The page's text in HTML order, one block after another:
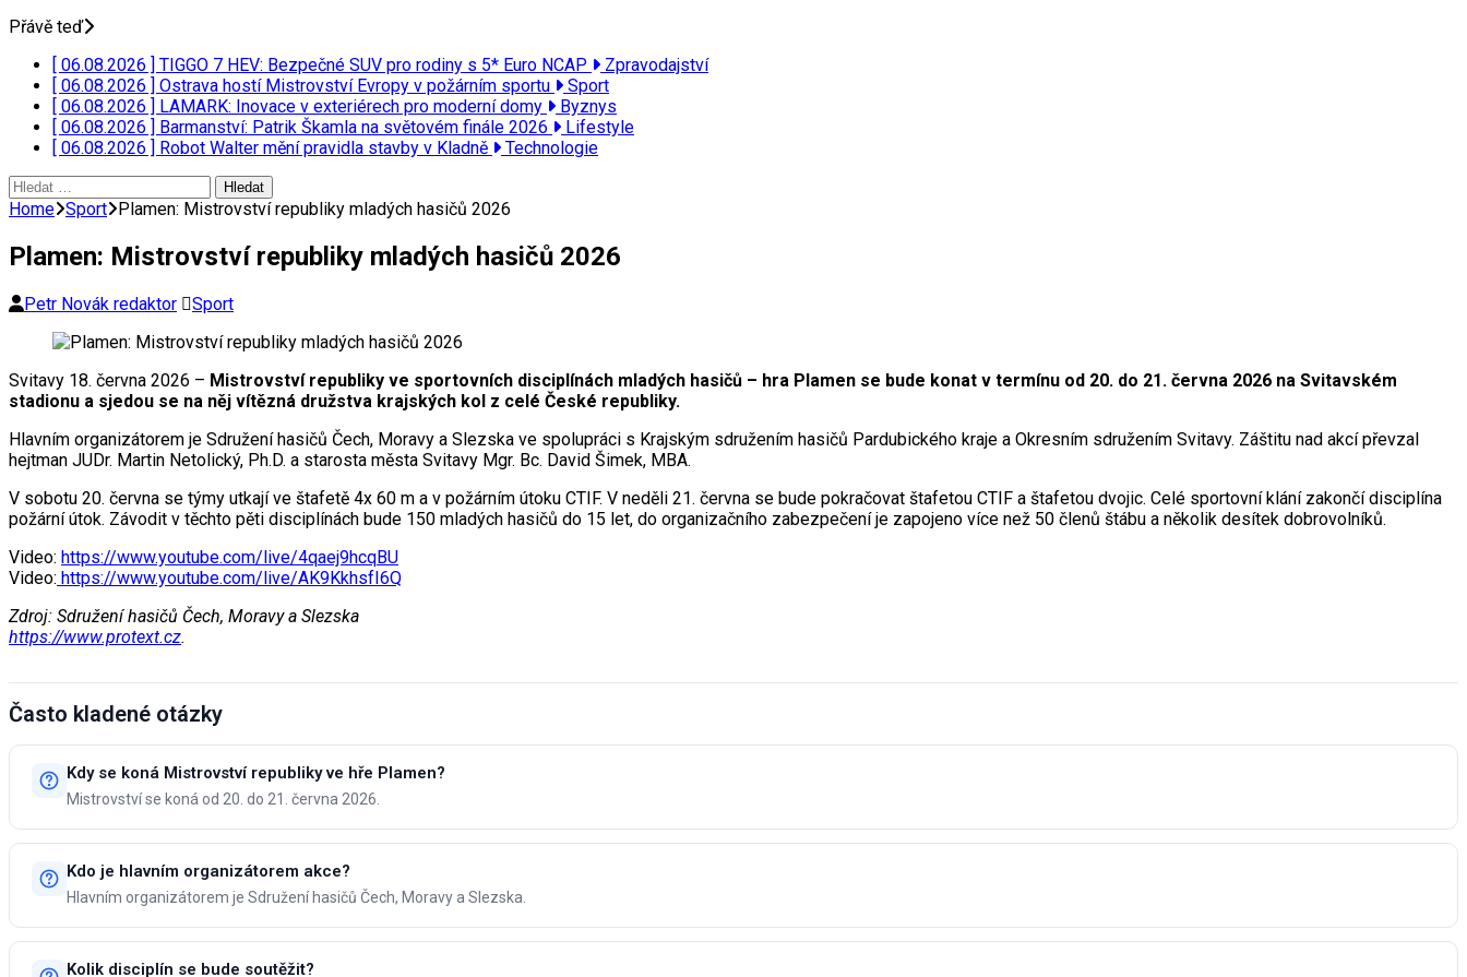
Přávě teď
[ 06.08.2026 ] TIGGO 7 HEV: Bezpečné SUV pro rodiny s 5* Euro NCAP
Zpravodajství
[ 06.08.2026 ] Ostrava hostí Mistrovství Evropy v požárním sportu
Sport
[ 06.08.2026 ] LAMARK: Inovace v exteriérech pro moderní domy
Byznys
[ 06.08.2026 ] Barmanství: Patrik Škamla na světovém finále 2026
Lifestyle
[ 06.08.2026 ] Robot Walter mění pravidla stavby v Kladně
Technologie
Vyhledávání
Home Sport Plamen: Mistrovství republiky mladých hasičů 2026
Plamen: Mistrovství republiky mladých hasičů 2026
Petr Novák redaktor Sport
Svitavy 18. června 2026 – Mistrovství republiky ve sportovních disciplínách mladých hasičů – hra Plamen se bude konat v termínu od 20. do 21. června 2026 na Svitavském
stadionu a sjedou se na něj vítězná družstva krajských kol z celé České republiky.
Hlavním organizátorem je Sdružení hasičů Čech, Moravy a Slezska ve spolupráci s Krajským sdružením hasičů Pardubického kraje a Okresním sdružením Svitavy. Záštitu nad akcí převzal
hejtman JUDr. Martin Netolický, Ph.D. a starosta města Svitavy Mgr. Bc. David Šimek, MBA.
V sobotu 20. června se týmy utkají ve štafetě 4x 60 m a v požárním útoku CTIF. V neděli 21. června se bude pokračovat štafetou CTIF a štafetou dvojic. Celé sportovní klání zakončí disciplína
požární útok. Závodit v těchto pěti disciplínách bude 150 mladých hasičů do 15 let, do organizačního zabezpečení je zapojeno více než 50 členů štábu a několik desítek dobrovolníků.
Video: https://www.youtube.com/live/4qaej9hcqBU
Video: https://www.youtube.com/live/AK9KkhsfI6Q
Zdroj: Sdružení hasičů Čech, Moravy a Slezska
https://www.protext.cz.
Často kladené otázky
Kdy se koná Mistrovství republiky ve hře Plamen?
Mistrovství se koná od 20. do 21. června 2026.
Kdo je hlavním organizátorem akce?
Hlavním organizátorem je Sdružení hasičů Čech, Moravy a Slezska.
Kolik disciplín se bude soutěžit?